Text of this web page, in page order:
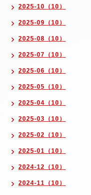
2025-10（10）
2025-09（10）
2025-08（10）
2025-07（10）
2025-06（10）
2025-05（10）
2025-04（10）
2025-03（10）
2025-02（10）
2025-01（10）
2024-12（10）
2024-11（10）